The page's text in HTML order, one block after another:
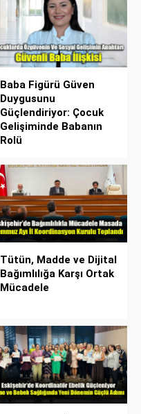
Baba Figürü Güven
Duygusunu
Güçlendiriyor: Çocuk
Gelişiminde Babanın
Rolü
Tütün, Madde ve Dijital
Bağımlılığa Karşı Ortak
Mücadele